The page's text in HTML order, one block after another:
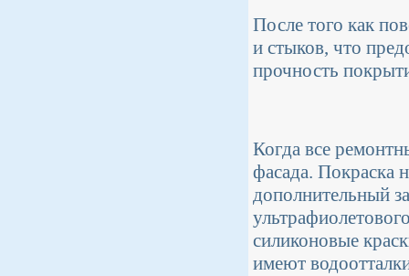
После того как
и стыков, что
прочность
Когда все
фасада. Покраска
дополнительный
силиконовые
имеют